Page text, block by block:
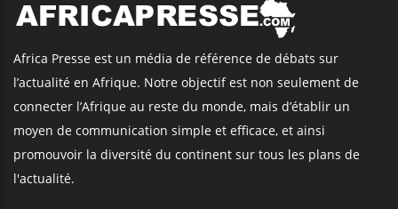
Africa Presse est un média de référence de débats sur
l’actualité en Afrique. Notre objectif est non seulement de
connecter l’Afrique au reste du monde, mais d’établir un
moyen de communication simple et efficace, et ainsi
promouvoir la diversité du continent sur tous les plans de
l'actualité.